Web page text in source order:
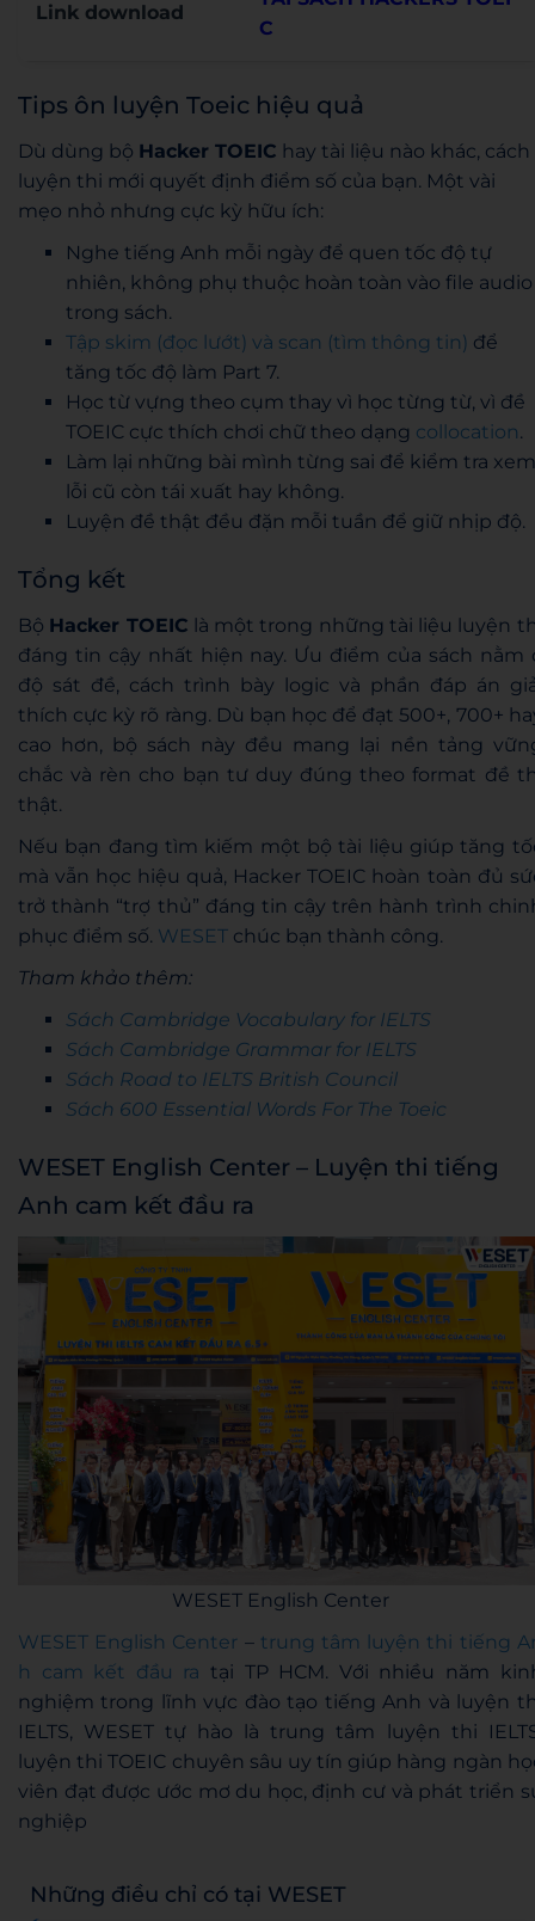
Link download
C
Tips ôn luyện Toeic hiệu quả
Dù dùng bộ Hacker TOEIC hay tài liệu nào khác, cách
luyện thi mới quyết định điểm số của bạn. Một vài
mẹo nhỏ nhưng cực kỳ hữu ích:
Nghe tiếng Anh mỗi ngày để quen tốc độ tự
nhiên, không phụ thuộc hoàn toàn vào file audio
trong sách.
Tập skim (đọc lướt) và scan (tìm thông tin) để
tăng tốc độ làm Part 7.
Học từ vựng theo cụm thay vì học từng từ, vì đề
TOEIC cực thích chơi chữ theo dạng collocation.
Làm lại những bài mình từng sai để kiểm tra xem
lỗi cũ còn tái xuất hay không.
Luyện đề thật đều đặn mỗi tuần để giữ nhịp độ.
Tổng kết
Bộ Hacker TOEIC là một trong những tài liệu luyện
đáng tin cậy nhất hiện nay. Ưu điểm của sách nằm
độ sát đề, cách trình bày logic và phần đáp án
thích cực kỳ rõ ràng. Dù bạn học để đạt 500+, 700+
cao hơn, bộ sách này đều mang lại nền tảng
chắc và rèn cho bạn tư duy đúng theo format đề
thật.
Nếu bạn đang tìm kiếm một bộ tài liệu giúp tăng
mà vẫn học hiệu quả, Hacker TOEIC hoàn toàn đủ
trở thành “trợ thủ” đáng tin cậy trên hành trình
phục điểm số. WESET chúc bạn thành công.
Tham khảo thêm:
Sách Cambridge Vocabulary for IELTS
Sách Cambridge Grammar for IELTS
Sách Road to IELTS British Council
Sách 600 Essential Words For The Toeic
WESET English Center – Luyện thi tiếng
Anh cam kết đầu ra
WESET English Center
WESET English Center – trung tâm luyện thi tiếng
h cam kết đầu ra tại TP HCM. Với nhiều năm
nghiệm trong lĩnh vực đào tạo tiếng Anh và luyện
IELTS, WESET tự hào là trung tâm luyện thi
luyện thi TOEIC chuyên sâu uy tín giúp hàng ngàn
viên đạt được ước mơ du học, định cư và phát triển
nghiệp
Những điều chỉ có tại WESET